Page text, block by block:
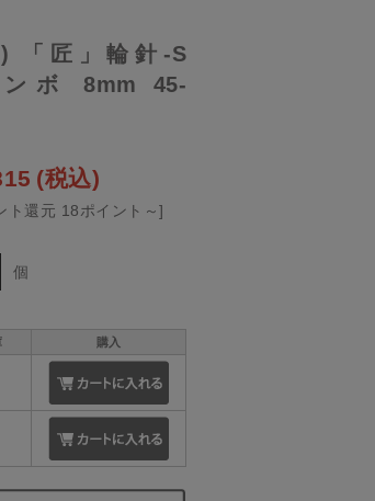
「匠」輪針-S
ンボ 8mm 45-
(税込)
ト還元 18ポイント～]
個
購入